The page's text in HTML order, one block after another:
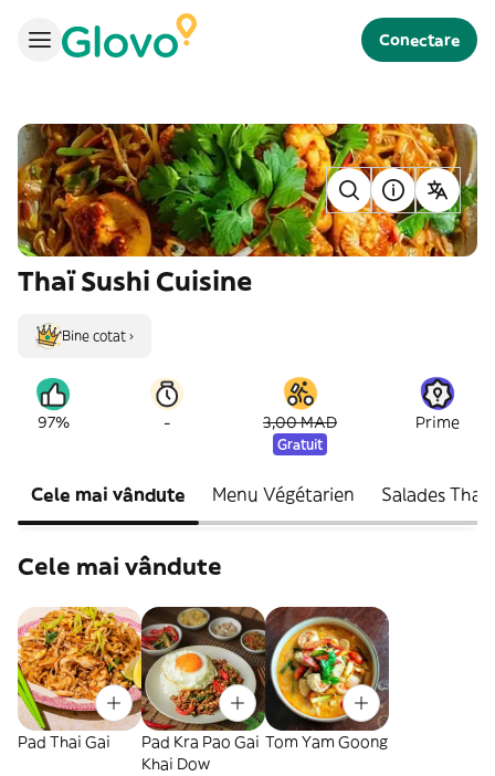
Conectare
Thaï Sushi Cuisine
Bine cotat ›
97% - 3,00 MAD
Gratuit
Prime
Cele mai vândute Menu Végétarien Salades Thaï
Cele mai vândute
Pad Thai Gai
Pad Kra Pao Gai
Khai Dow
Tom Yam Goong